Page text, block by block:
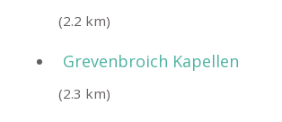
(2.2 km)
Grevenbroich Kapellen
(2.3 km)